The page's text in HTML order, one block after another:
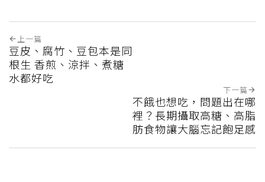
上一篇
豆皮、腐竹、豆包本是同
根生 香煎、涼拌、煮糖
水都好吃
下一篇
不餓也想吃，問題出在哪
裡？長期攝取高糖、高脂
肪食物讓大腦忘記飽足感